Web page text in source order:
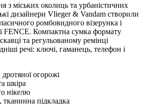
з міських околиць та урбаністичних
дизайнери Vlieger & Vandam створили
ромбовидного візерунка і
FENCE. Компактна сумка формату
та регульованому ремінці
речі: ключі, гаманець, телефон і
огорожі
шкіра
нікелю
тканинна підкладка